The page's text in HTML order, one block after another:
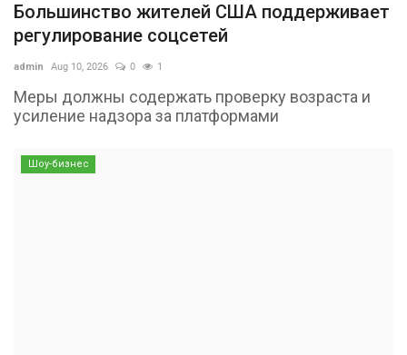
Большинство жителей США поддерживает
регулирование соцсетей
admin Aug 10, 2026 0 1
Меры должны содержать проверку возраста и
усиление надзора за платформами
Шоу-бизнес